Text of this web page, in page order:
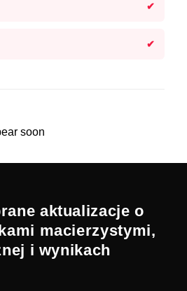
soon
aktualizacje o
macierzystymi,
i wynikach